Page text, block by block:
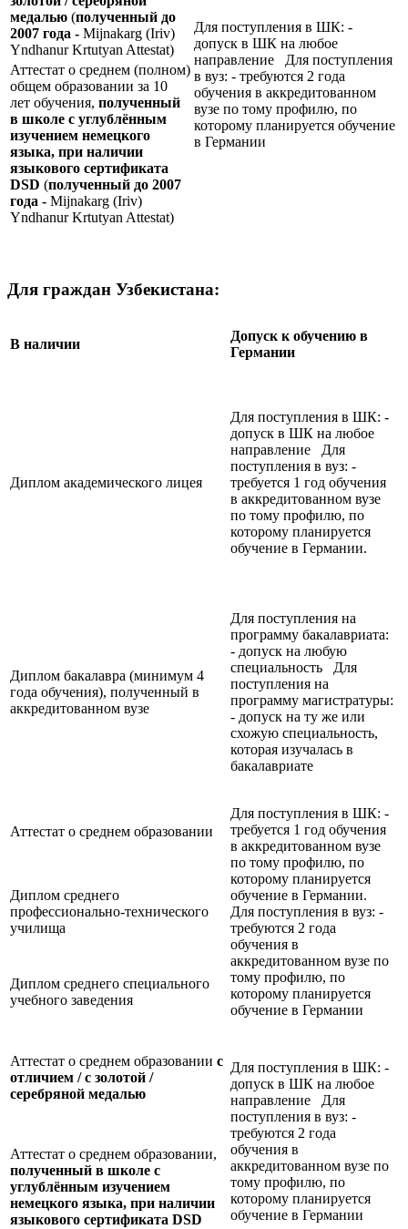
медалью (полученный до
2007 года - Mijnakarg (Iriv)
Yndhanur Krtutyan Attestat)
Для поступления в ШК: -
допуск в ШК на любое
направление Для поступления
в вуз: - требуются 2 года
обучения в аккредитованном
вузе по тому профилю, по
которому планируется обучение
в Германии
Аттестат о среднем (полном)
общем образовании за 10
лет обучения, полученный
в школе с углублённым
изучением немецкого
языка, при наличии
языкового сертификата
DSD (полученный до 2007
года - Mijnakarg (Iriv)
Yndhanur Krtutyan Attestat)
Для граждан Узбекистана:
В наличии
Допуск к обучению в
Германии
Диплом академического лицея
Для поступления в ШК: -
допуск в ШК на любое
направление Для
поступления в вуз: -
требуется 1 год обучения
в аккредитованном вузе
по тому профилю, по
которому планируется
обучение в Германии.
Диплом бакалавра (минимум 4
года обучения), полученный в
аккредитованном вузе
Для поступления на
программу бакалавриата:
- допуск на любую
специальность Для
поступления на
программу магистратуры:
- допуск на ту же или
схожую специальность,
которая изучалась в
бакалавриате
Аттестат о среднем образовании
Для поступления в ШК: -
требуется 1 год обучения
в аккредитованном вузе
по тому профилю, по
которому планируется
обучение в Германии.
Для поступления в вуз: -
требуются 2 года
обучения в
аккредитованном вузе по
тому профилю, по
которому планируется
обучение в Германии
Диплом среднего
профессионально-технического
училища
Диплом среднего специального
учебного заведения
Аттестат о среднем образовании с
отличием / с золотой /
серебряной медалью
Для поступления в ШК: -
допуск в ШК на любое
направление Для
поступления в вуз: -
требуются 2 года
обучения в
аккредитованном вузе по
тому профилю, по
которому планируется
обучение в Германии
Аттестат о среднем образовании,
полученный в школе с
углублённым изучением
немецкого языка, при наличии
языкового сертификата DSD